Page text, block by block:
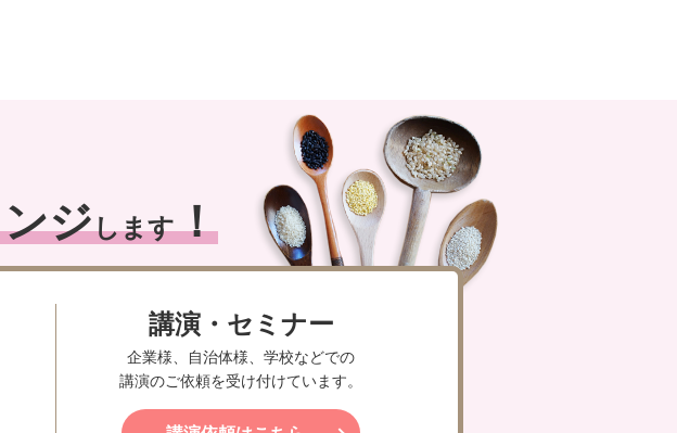
ジします！
講演・セミナー
企業様、自治体様、学校などでの
講演のご依頼を受け付けています。